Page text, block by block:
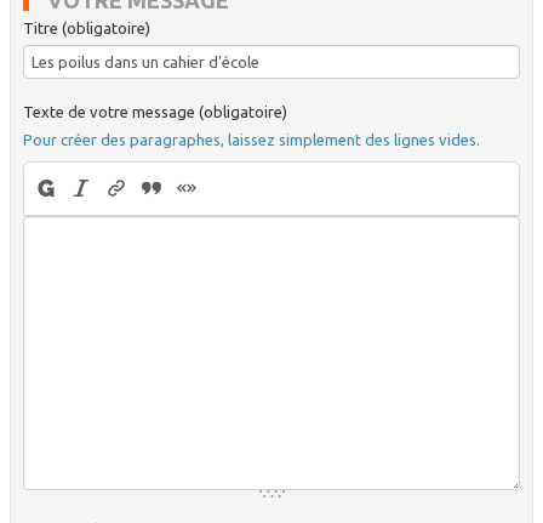
Titre (obligatoire)
Texte de votre message (obligatoire)
Pour créer des paragraphes, laissez simplement des lignes vides.